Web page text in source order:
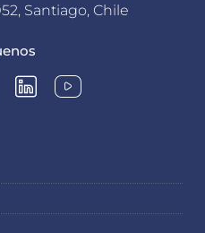
Santiago, Chile